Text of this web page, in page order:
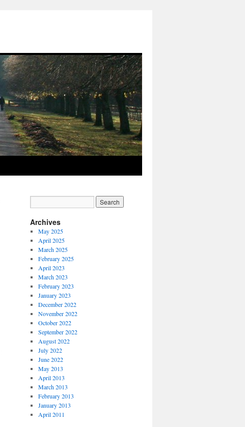
Archives
May 2025
April 2025
March 2025
February 2025
April 2023
March 2023
February 2023
January 2023
December 2022
November 2022
October 2022
September 2022
August 2022
July 2022
June 2022
May 2013
April 2013
March 2013
February 2013
January 2013
April 2011